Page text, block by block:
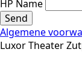
HP Name
Send
Algemene
Luxor Theater